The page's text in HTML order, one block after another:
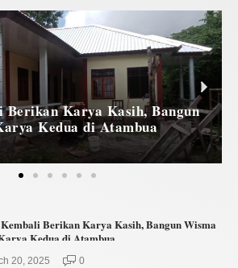
Bangun
Jejak Kasih
Wisma Purna
March 19, 2025
Berikan Karya Kasih, Bangun Wisma
Kedua di Atambua
20, 2025 0